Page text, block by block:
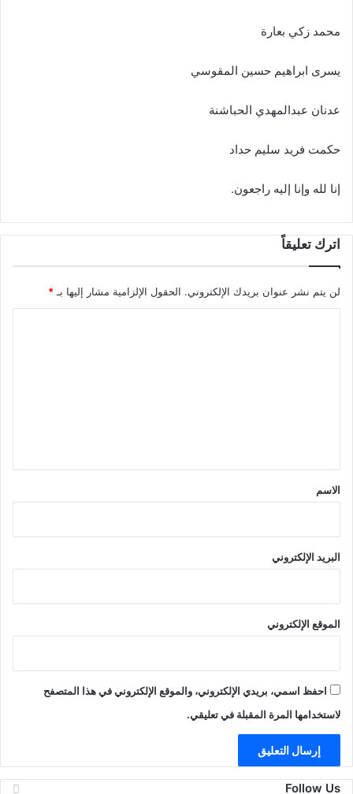
محمد زكي بعارة
يسرى ابراهيم حسين المقوسي
عدنان عبدالمهدي الحباشنة
حکمت فرید سليم حداد
إنا لله وإنا إليه راجعون.
اترك تعليقاً
لن يتم نشر عنوان بريدك الإلكتروني. الحقول الإلزامية مشار إليها بـ *
*
الاسم
البريد الإلكتروني
الموقع الإلكتروني
احفظ اسمي، بريدي الإلكتروني، والموقع الإلكتروني في هذا المتصفح
لاستخدامها المرة المقبلة في تعليقي.
Follow Us